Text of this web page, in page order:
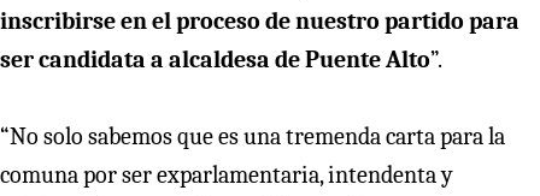
inscribirse en el proceso de nuestro partido para
ser candidata a alcaldesa de Puente Alto”.
“No solo sabemos que es una tremenda carta para la
comuna por ser exparlamentaria, intendenta y